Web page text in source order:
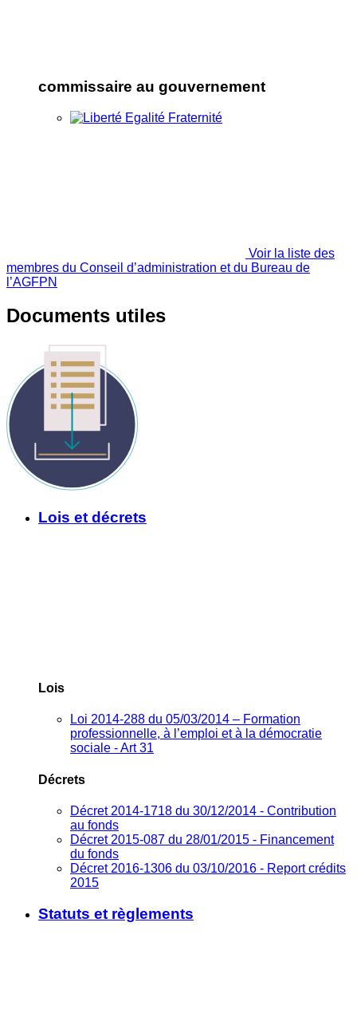
commissaire au gouvernement
Voir la liste des
membres du Conseil d’administration et du Bureau de
l’AGFPN
Documents utiles
Lois et décrets
Lois
Loi 2014-288 du 05/03/2014 – Formation
professionnelle, à l’emploi et à la démocratie
sociale - Art 31
Décrets
Décret 2014-1718 du 30/12/2014 - Contribution
au fonds
Décret 2015-087 du 28/01/2015 - Financement
du fonds
Décret 2016-1306 du 03/10/2016 - Report crédits
2015
Statuts et règlements